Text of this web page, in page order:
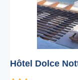
Hôtel Dolce